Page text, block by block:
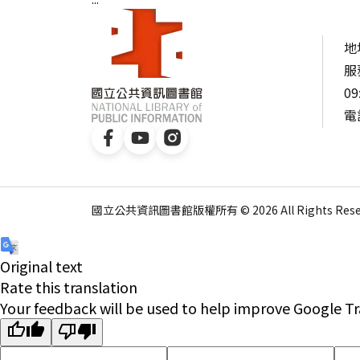
國立公共資訊圖書館版權所有 © 2026 All Rights
Original text
Rate this translation
Your feedback will be used to help improve Google